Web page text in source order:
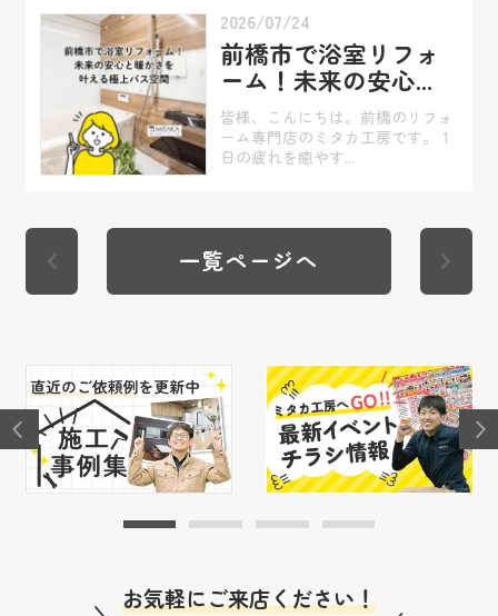
2026/07/24
前橋市で浴室リフォ
ーム！未来の安心...
皆様、こんにちは。前橋のリフォ
ーム専門店のミタカ工房です。 1
日の疲れを癒やす...
一覧ページへ
お気軽にご来店ください！